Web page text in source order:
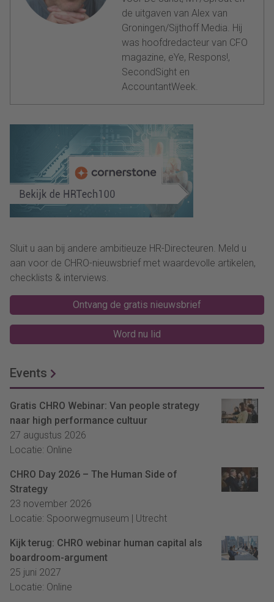
de uitgaven van Alex van
Groningen/Sijthoff Media. Hij
was hoofdredacteur van CFO
magazine, eYe, Respons!,
SecondSight en
AccountantWeek.
Sluit u aan bij andere ambitieuze HR-Directeuren. Meld u
aan voor de CHRO-nieuwsbrief met waardevolle artikelen,
checklists & interviews.
Ontvang de gratis nieuwsbrief
Word nu lid
Events
Gratis CHRO Webinar: Van people strategy
naar high performance cultuur
27 augustus 2026
Locatie: Online
CHRO Day 2026 – The Human Side of
Strategy
23 november 2026
Locatie: Spoorwegmuseum | Utrecht
Kijk terug: CHRO webinar human capital als
boardroom-argument
25 juni 2027
Locatie: Online